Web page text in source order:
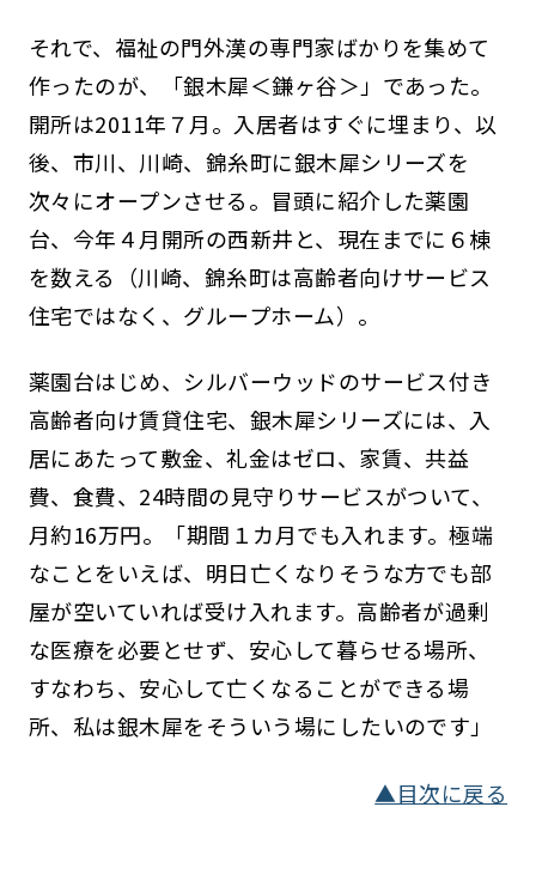
それで、福祉の門外漢の専門家ばかりを集めて
作ったのが、「銀木犀＜鎌ヶ谷＞」であった。
開所は2011年７月。入居者はすぐに埋まり、以
後、市川、川崎、錦糸町に銀木犀シリーズを
次々にオープンさせる。冒頭に紹介した薬園
台、今年４月開所の西新井と、現在までに６棟
を数える（川崎、錦糸町は高齢者向けサービス
住宅ではなく、グループホーム）。
薬園台はじめ、シルバーウッドのサービス付き
高齢者向け賃貸住宅、銀木犀シリーズには、入
居にあたって敷金、礼金はゼロ、家賃、共益
費、食費、24時間の見守りサービスがついて、
月約16万円。「期間１カ月でも入れます。極端
なことをいえば、明日亡くなりそうな方でも部
屋が空いていれば受け入れます。高齢者が過剰
な医療を必要とせず、安心して暮らせる場所、
すなわち、安心して亡くなることができる場
所、私は銀木犀をそういう場にしたいのです」
▲目次に戻る